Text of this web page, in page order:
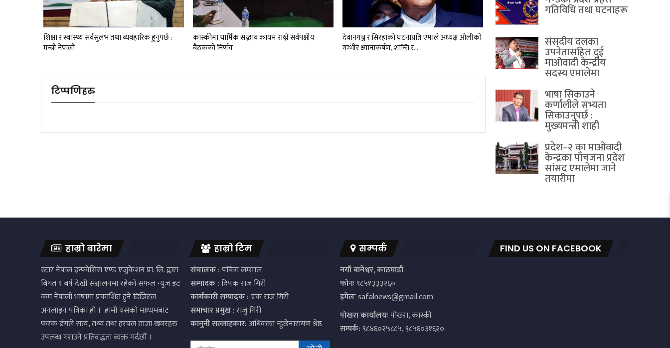
शिक्षा र स्वास्थ्य सर्वसुलभ तथा व्यवहारिक हुनुपर्छ :
मन्त्री नेपाली
कास्कीमा धार्मिक सद्भाव कायम राख्ने सर्वपक्षीय
बैठककाे निर्णय
देवानगञ्ज र सिरहाको घटनाप्रति एमाले अध्यक्ष ओलीको
गम्भीर ध्यानाकर्षण, शान्ति र…
टिप्पणिहरु
गतिविधि तथा घटनाहरू
संसदीय दलका
उपनेतासहित दुई
माओवादी केन्द्रीय
सदस्य एमालेमा
भाषा सिकाउने
कर्णालीले सभ्यता
सिकाउनुपर्छ :
मुख्यमन्त्री शाही
प्रदेश–२ का माओवादी
केन्द्रका पाँचजना प्रदेश
सांसद एमालेमा जाने
तयारीमा
हाम्रो बारेमा
स्टार नेपाल इन्फोसिस एण्ड एजुकेशन प्रा. लि. द्वारा
बिगत ९ बर्ष देखी संञ्चालनमा रहेको सफल न्युज डट
कम नेपाली भाषामा प्रकाशित हुने डिजिटल
अनलाइन पत्रिका हो । हामी यसको माध्यमबाट
फरक ढंगले सत्य, तथ्य तथा हरपल ताजा खवरहरु
उपलब्ध गराउने प्रतिवद्धता व्यक्त गर्दछौं ।
हाम्रो टिम
संचालक :पबित्रा लम्साल
सम्पादक :दिपक राज गिरी
कार्यकारी सम्पादक :एक राज गिरी
समाचार प्रमुख: राजु गिरी
कानुनी सल्लाहकार:अधिवक्ता न्हुंछेनारायण श्रेष्ठ
सम्पर्क
नयाँ बानेश्वर, काठमाडौं
फोनः९८५१३३३२६०
इमेलःsafalnews@gmail.com
पाेखरा कार्यालयःपोखरा, कास्की
सम्पर्क:९८४६०२५८८५, ९८५६०३१६२०
FIND US ON FACEBOOK